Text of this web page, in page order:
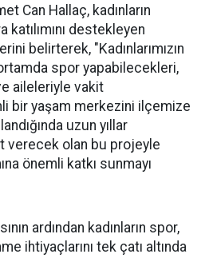
Can Hallaç, kadınların
destekleyen
belirterek, "Kadınlarımızın
spor yapabilecekleri,
aileleriyle vakit
bir yaşam merkezini ilçemize
uzun yıllar
verecek olan bu projeyle
önemli katkı sunmayı
ardından kadınların spor,
ihtiyaçlarını tek çatı altında